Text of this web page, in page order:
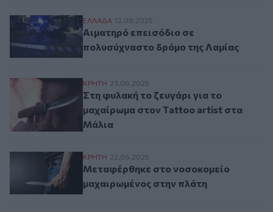
Αιματηρό επεισόδιο σε πολυσύχναστο
ΕΛΛAΔΑ 12.08.2025
Αιματηρό επεισόδιο σε
πολυσύχναστο δρόμο της Λαμίας
Στη φυλακή το ζευγάρι για το
ΚΡΗΤΗ 23.06.2025
Στη φυλακή το ζευγάρι για το
μαχαίρωμα στον Tattoo artist στα
Μάλια
Μεταφέρθηκε στο νοσοκομείο
ΚΡΗΤΗ 22.06.2025
Μεταφέρθηκε στο νοσοκομείο
μαχαιρωμένος στην πλάτη